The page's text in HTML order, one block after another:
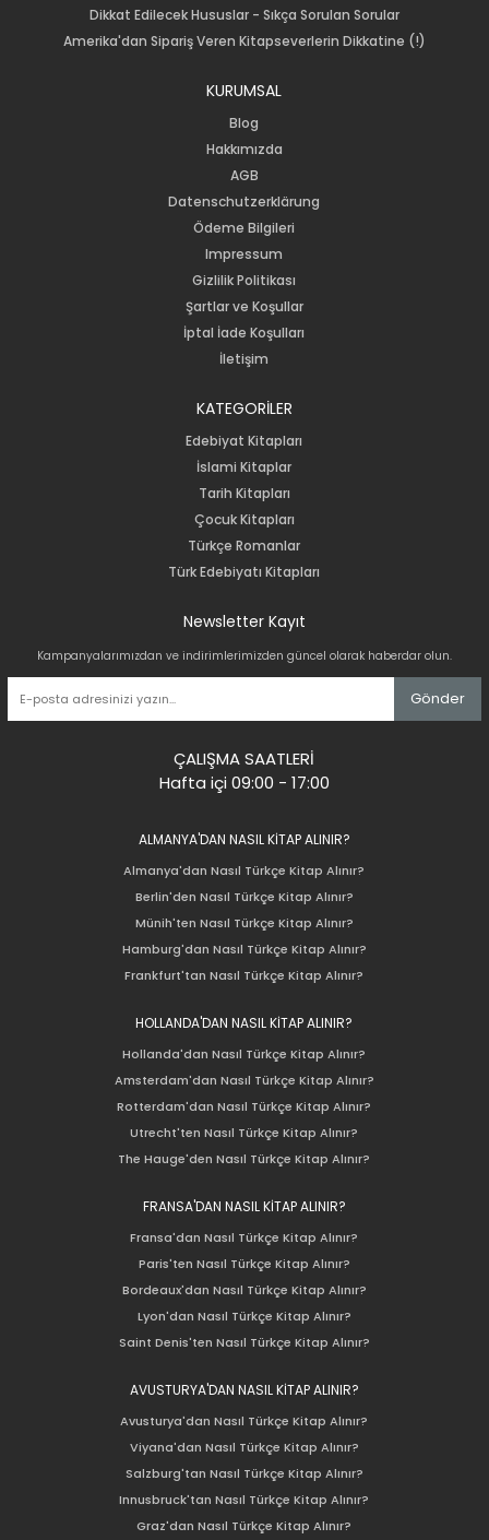
Dikkat Edilecek Hususlar - Sıkça Sorulan Sorular
Amerika'dan Sipariş Veren Kitapseverlerin Dikkatine (!)
KURUMSAL
Blog
Hakkımızda
AGB
Datenschutzerklärung
Ödeme Bilgileri
Impressum
Gizlilik Politikası
Şartlar ve Koşullar
İptal İade Koşulları
İletişim
KATEGORİLER
Edebiyat Kitapları
İslami Kitaplar
Tarih Kitapları
Çocuk Kitapları
Türkçe Romanlar
Türk Edebiyatı Kitapları
Newsletter Kayıt
Kampanyalarımızdan ve indirimlerimizden güncel olarak haberdar olun.
Gönder
ÇALIŞMA SAATLERİ
Hafta içi 09:00 - 17:00
ALMANYA'DAN NASIL KİTAP ALINIR?
Almanya'dan Nasıl Türkçe Kitap Alınır?
Berlin'den Nasıl Türkçe Kitap Alınır?
Münih'ten Nasıl Türkçe Kitap Alınır?
Hamburg'dan Nasıl Türkçe Kitap Alınır?
Frankfurt'tan Nasıl Türkçe Kitap Alınır?
HOLLANDA'DAN NASIL KİTAP ALINIR?
Hollanda'dan Nasıl Türkçe Kitap Alınır?
Amsterdam'dan Nasıl Türkçe Kitap Alınır?
Rotterdam'dan Nasıl Türkçe Kitap Alınır?
Utrecht'ten Nasıl Türkçe Kitap Alınır?
The Hauge'den Nasıl Türkçe Kitap Alınır?
FRANSA'DAN NASIL KİTAP ALINIR?
Fransa'dan Nasıl Türkçe Kitap Alınır?
Paris'ten Nasıl Türkçe Kitap Alınır?
Bordeaux'dan Nasıl Türkçe Kitap Alınır?
Lyon'dan Nasıl Türkçe Kitap Alınır?
Saint Denis'ten Nasıl Türkçe Kitap Alınır?
AVUSTURYA'DAN NASIL KİTAP ALINIR?
Avusturya'dan Nasıl Türkçe Kitap Alınır?
Viyana'dan Nasıl Türkçe Kitap Alınır?
Salzburg'tan Nasıl Türkçe Kitap Alınır?
Innusbruck'tan Nasıl Türkçe Kitap Alınır?
Graz'dan Nasıl Türkçe Kitap Alınır?